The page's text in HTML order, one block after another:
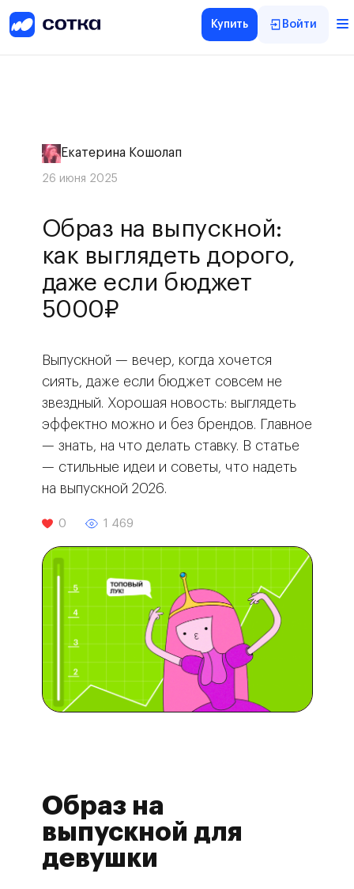
Купить Войти
Екатерина Кошолап
26 июня 2025
Образ на выпускной:
как выглядеть дорого,
даже если бюджет
5000₽
Выпускной — вечер, когда хочется
сиять, даже если бюджет совсем не
звездный. Хорошая новость: выглядеть
эффектно можно и без брендов. Главное
— знать, на что делать ставку. В статье
— стильные идеи и советы, что надеть
на выпускной 2026.
0 1 469
Образ на
выпускной для
девушки